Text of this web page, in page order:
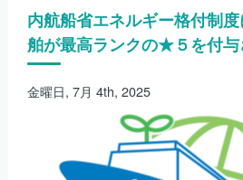
ひ
ろ
１
し
ま
し
た。
内航船省エネルギー格付制
舶が最高ランクの★５を付与
金曜日, 7月 4th, 2025